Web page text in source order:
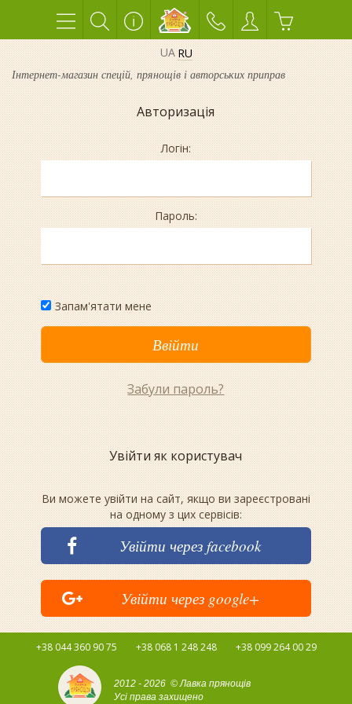
UA RU
Інтернет-магазин спецій, прянощів і авторських приправ
Авторизація
Логін:
Пароль:
Запам'ятати мене
Забули пароль?
Увійти як користувач
Ви можете увійти на сайт, якщо ви зареєстровані
на одному з цих сервісів:
Увійти через facebook
Увійти через google+
+38 044 360 90 75 +38 068 1 248 248 +38 099 264 00 29
2012 - 2026 © Лавка прянощів
Усі права захищено